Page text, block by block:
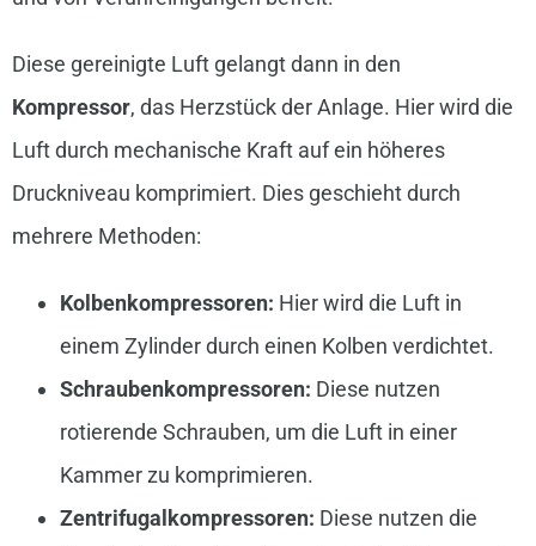
Diese gereinigte Luft gelangt dann in den
Kompressor, das Herzstück der Anlage. Hier wird die
Luft durch mechanische Kraft auf ein höheres
Druckniveau komprimiert. Dies geschieht durch
mehrere Methoden:
Kolbenkompressoren: Hier wird die Luft in
einem Zylinder durch einen Kolben verdichtet.
Schraubenkompressoren: Diese nutzen
rotierende Schrauben, um die Luft in einer
Kammer zu komprimieren.
Zentrifugalkompressoren: Diese nutzen die